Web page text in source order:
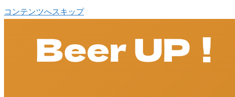
コンテンツへスキップ